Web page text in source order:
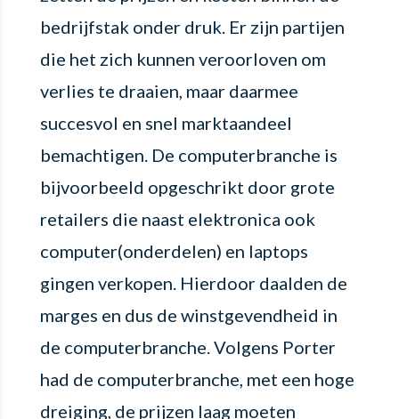
bedrijfstak onder druk. Er zijn partijen
die het zich kunnen veroorloven om
verlies te draaien, maar daarmee
succesvol en snel marktaandeel
bemachtigen. De computerbranche is
bijvoorbeeld opgeschrikt door grote
retailers die naast elektronica ook
computer(onderdelen) en laptops
gingen verkopen. Hierdoor daalden de
marges en dus de winstgevendheid in
de computerbranche. Volgens Porter
had de computerbranche, met een hoge
dreiging, de prijzen laag moeten